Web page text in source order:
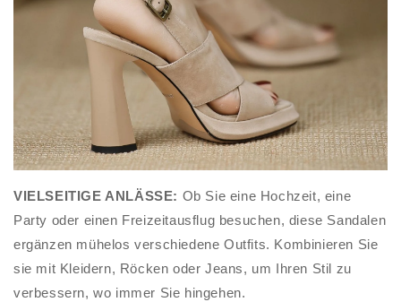
VIELSEITIGE ANLÄSSE: Ob Sie eine Hochzeit, eine
Party oder einen Freizeitausflug besuchen, diese Sandalen
ergänzen mühelos verschiedene Outfits. Kombinieren Sie
sie mit Kleidern, Röcken oder Jeans, um Ihren Stil zu
verbessern, wo immer Sie hingehen.